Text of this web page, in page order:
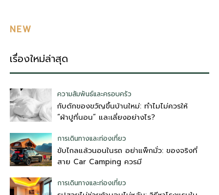
NEW
เรื่องใหม่ล่าสุด
ความสัมพันธ์และครอบครัว
กับดักของขวัญขึ้นบ้านใหม่: ทำไมไม่ควรให้
“ผ้าปูที่นอน” และเลี่ยงอย่างไร?
การเดินทางและท่องเที่ยว
ขับไกลแล้วนอนในรถ อย่าแพ็กมั่ว: ของจริงที่
สาย Car Camping ควรมี
การเดินทางและท่องเที่ยว